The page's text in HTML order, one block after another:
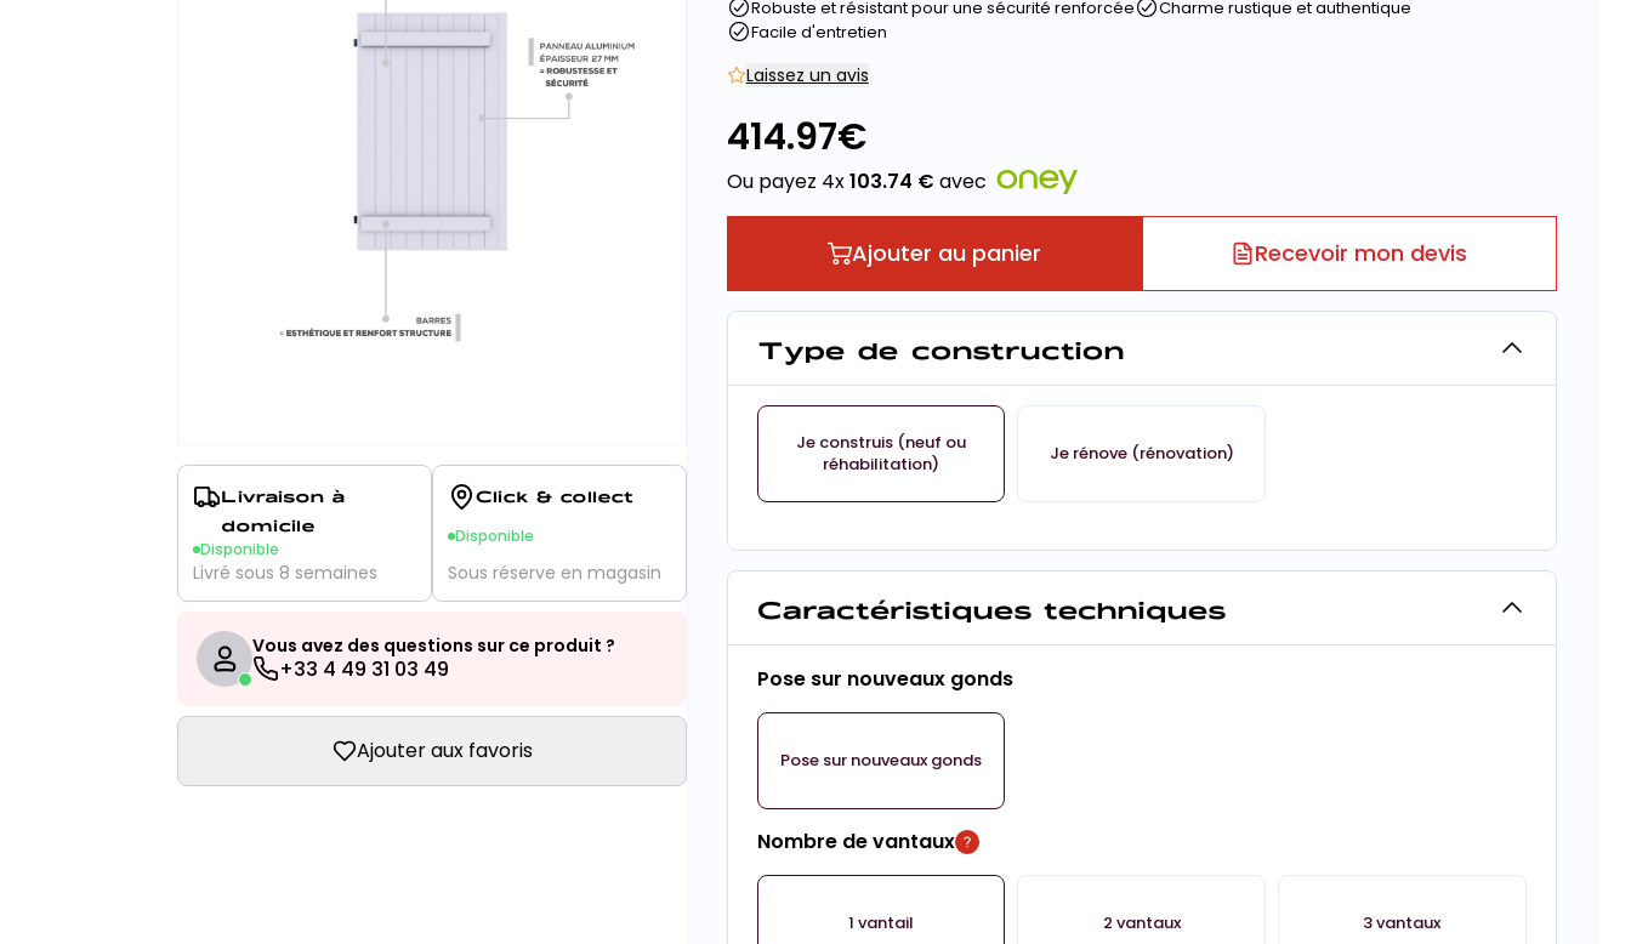
Livraison à
domicile
Disponible
Livré sous 8 semaines
Click & collect
Disponible
Sous réserve en magasin
Vous avez des questions sur ce produit ?
+33 4 49 31 03 49
Ajouter aux favoris
Robuste et résistant pour une sécurité renforcée
Charme rustique et authentique
Facile d'entretien
Laissez un avis
414.97€
Ou payez 4x103.74 € avec
Ajouter au panier Recevoir mon devis
Type de construction
Je construis (neuf ou
réhabilitation)
Je rénove (rénovation)
Caractéristiques techniques
Pose sur nouveaux gonds
Pose sur nouveaux gonds
Nombre de vantaux
1 vantail 2 vantaux 3 vantaux